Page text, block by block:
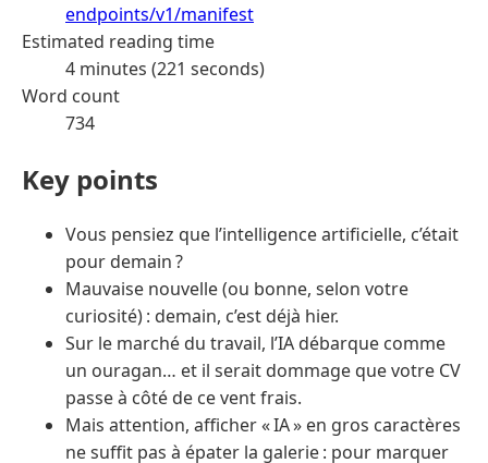
endpoints/v1/manifest
Estimated reading time
4 minutes (221 seconds)
Word count
734
Key points
Vous pensiez que l’intelligence artificielle, c’était
pour demain ?
Mauvaise nouvelle (ou bonne, selon votre
curiosité) : demain, c’est déjà hier.
Sur le marché du travail, l’IA débarque comme
un ouragan… et il serait dommage que votre CV
passe à côté de ce vent frais.
Mais attention, afficher « IA » en gros caractères
ne suffit pas à épater la galerie : pour marquer